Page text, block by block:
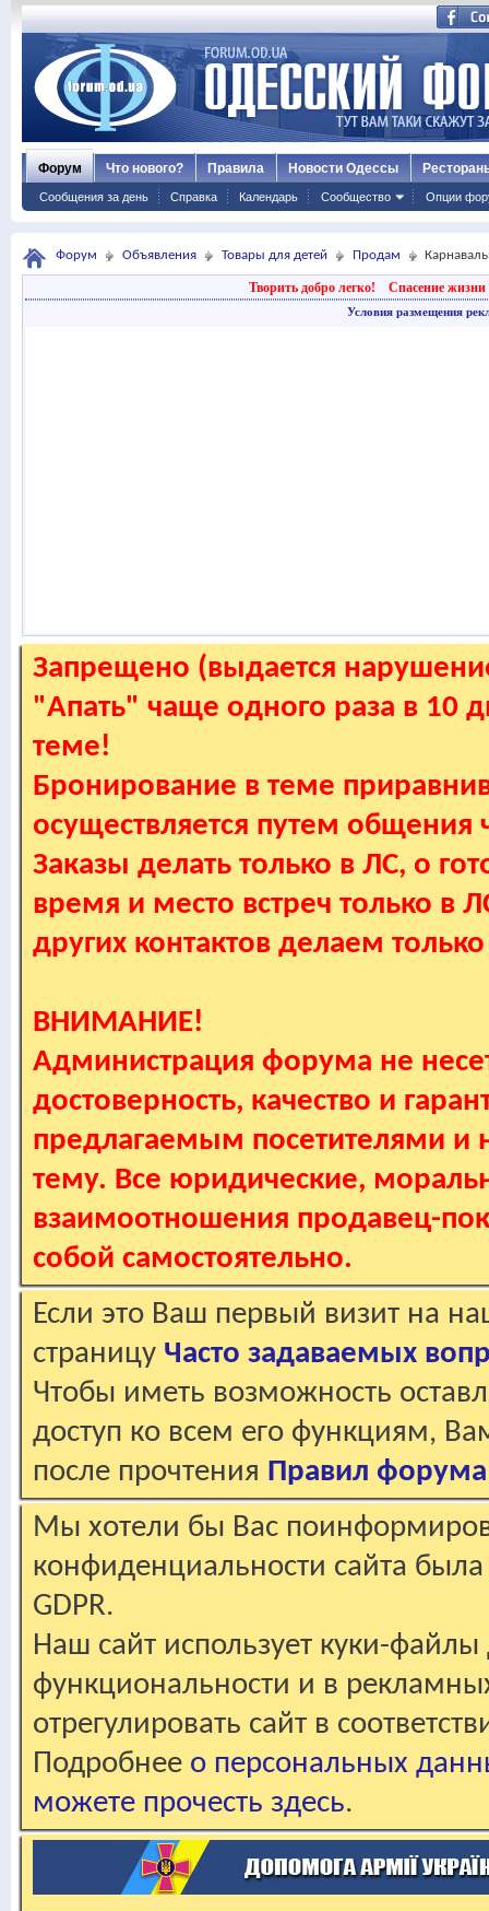
Форум
Сообщения за день Справка Календарь Сообщество Опции
Что нового? Правила Новости Одессы
Форум Объявления Товары для детей Продам
Творить добро легко! Спасение жизни
Условия размещения
Запрещено (выдается
"Апать" чаще одного раза в 10
теме!
Бронирование в теме
осуществляется путем
Заказы делать только в ЛС, о
время и место встреч только в
других контактов делаем
ВНИМАНИЕ!
Администрация форума не
достоверность, качество и
предлагаемым посетителями и
тему. Все юридические,
взаимоотношения продавец-
собой самостоятельно.
Если это Ваш первый визит на
страницу Часто задаваемых
Чтобы иметь возможность
доступ ко всем его функциям,
после прочтения Правил форума
Мы хотели бы Вас
конфиденциальности сайта
GDPR.
Наш сайт использует куки-файлы
функциональности и в
отрегулировать сайт в
Подробнее о персональных
можете прочесть здесь.